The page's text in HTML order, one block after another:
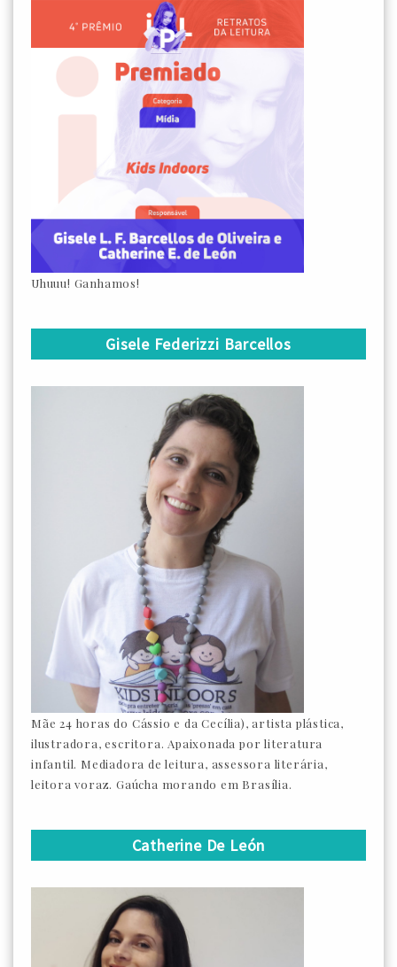
Uhuuu! Ganhamos!
Gisele Federizzi Barcellos
Mãe 24 horas do Cássio e da Cecília), artista plástica,
ilustradora, escritora. Apaixonada por literatura
infantil. Mediadora de leitura, assessora literária,
leitora voraz. Gaúcha morando em Brasília.
Catherine De León